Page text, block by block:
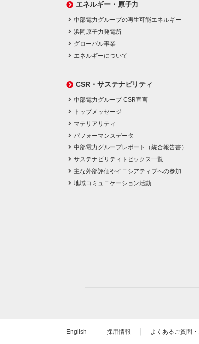
エネルギー・原子力
中部電力グループの再生可能エネルギー
浜岡原子力発電所
グローバル事業
エネルギーについて
CSR・サステナビリティ
中部電力グループ CSR宣言
トップメッセージ
マテリアリティ
パフォーマンスデータ
中部電力グループレポート（統合報告書）
サステナビリティトピックス一覧
主な外部評価やイニシアティブへの参加
地域コミュニケーション活動
English 採用情報 よくあるご質問